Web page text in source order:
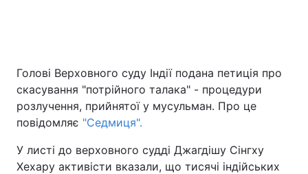
Головна Війна
Голові Верховного суду Індії подана петиція про
скасування "потрійного талака" - процедури
розлучення, прийнятої у мусульман. Про це
повідомляє "Седмиця".
У листі до верховного судді Джагдішу Сінгху
Хехару активісти вказали, що тисячі індійських